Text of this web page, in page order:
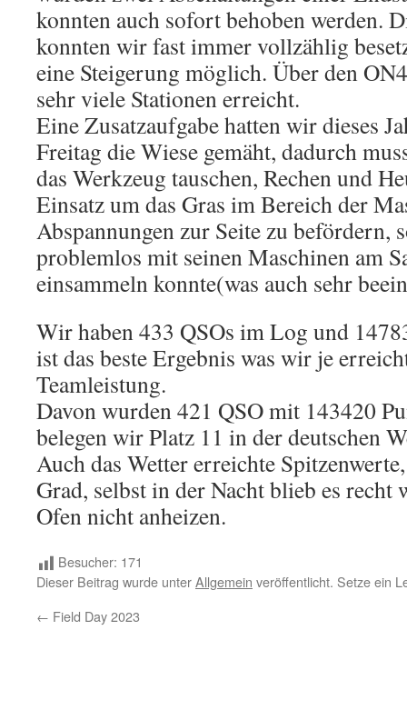
konnten auch sofort behoben werden.
konnten wir fast immer vollzählig
eine Steigerung möglich. Über den
sehr viele Stationen erreicht.
Eine Zusatzaufgabe hatten wir dieses
Freitag die Wiese gemäht, dadurch
das Werkzeug tauschen, Rechen und
Einsatz um das Gras im Bereich der
Abspannungen zur Seite zu befördern,
problemlos mit seinen Maschinen am
einsammeln konnte(was auch sehr
Wir haben 433 QSOs im Log und
ist das beste Ergebnis was wir je
Teamleistung.
Davon wurden 421 QSO mit 143420
belegen wir Platz 11 in der deutschen
Auch das Wetter erreichte
Grad, selbst in der Nacht blieb es recht
Ofen nicht anheizen.
Besucher: 171
Dieser Beitrag wurde unterAllgemein veröffentlicht. Setze ein
← Field Day 2023